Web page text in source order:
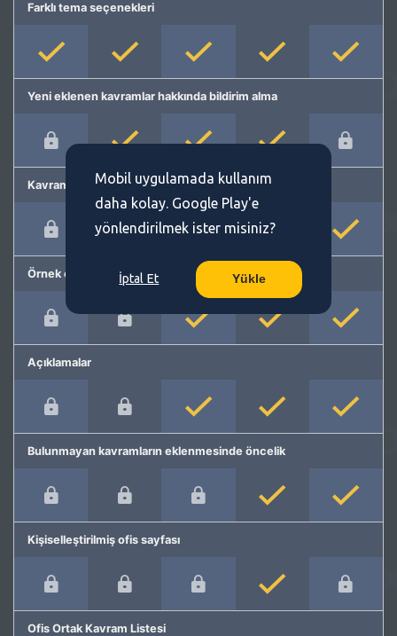
Farklı tema seçenekleri
Yeni eklenen kavramlar hakkında bildirim alma
Kavram önerme
Örnek cümleler
Açıklamalar
Bulunmayan kavramların eklenmesinde öncelik
Kişiselleştirilmiş ofis sayfası
Ofis Ortak Kavram Listesi
Mobil uygulamada kullanım
daha kolay. Google Play'e
yönlendirilmek ister misiniz?
İptal Et Yükle